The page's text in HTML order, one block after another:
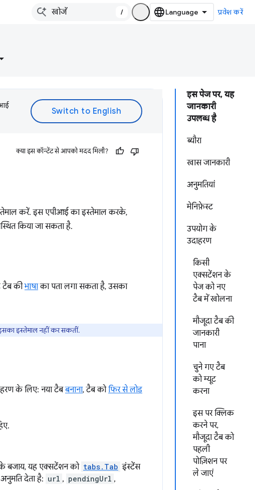
/ प्रवेश करें
इस पेज पर, यह
जानकारी
उपलब्ध है
ब्यौरा
खास जानकारी
अनुमतियां
मेनिफ़ेस्ट
उपयोग के
उदाहरण
किसी
एक्सटेंशन के
पेज को नए
टैब में खोलना
मौजूदा टैब की
जानकारी
पाना
चुने गए टैब
को म्यूट
करना
इस पर क्लिक
करने पर,
मौजूदा टैब को
पहली
पोज़िशन पर
ले जाएं
क्या इस कॉन्टेंट से आपको मदद मिली?
करें. इस एपीआई का इस्तेमाल करके,
किया जा सकता है.
टैब कीभाषाका पता लगा सकता है, उसका
इस्तेमाल नहीं कर सकतीं.
के लिए: नया टैबबनाना, टैब कोफिर से लोड
बजाय, यह एक्सटेंशन को tabs.Tab इंस्टेंस
देता है: url , pendingUrl ,